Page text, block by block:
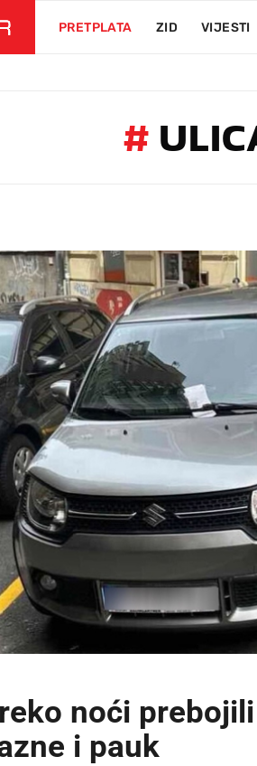
PRETPLATA ZID VIJESTI
#
noći
i pauk